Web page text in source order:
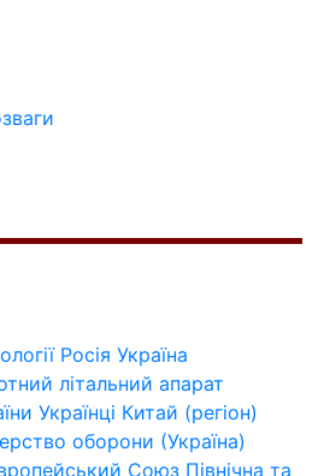
Росія Україна
літальний апарат
Українці Китай (регіон)
оборони (Україна)
Союз Північна та